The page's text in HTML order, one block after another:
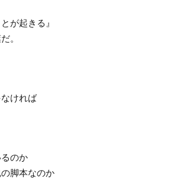
が起きる』
。
ければ
のか
脚本なのか